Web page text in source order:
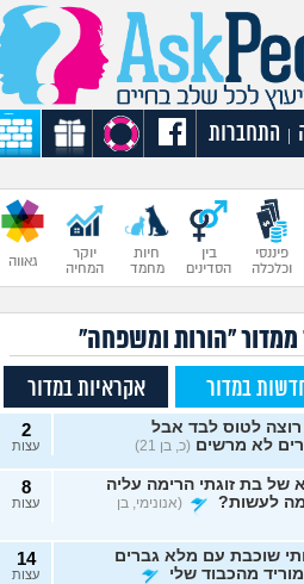
התחברות
פיננסי
וכלכלה
בין
הסדינים
חיות
מחמד
יוקר
המחיה
גאווה
ממדור "הורות ומשפחה"
במדור אקראיות במדור
רוצה לטוס לבד אבל
לא מרשים (כ, בן 21)
2
עצות
של בת זוגתי הרימה עליה
מה לעשות?
(אנונימי, בן
8
עצות
שוכבת עם מלא גברים
מוריד מהכבוד שלי
14
עצות